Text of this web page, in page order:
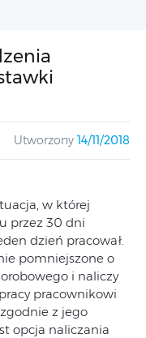
Utworzony 14/11/2018
w której
przez 30 dni
dzień pracował.
pomniejszone o
i naliczy
pracownikowi
z jego
opcja naliczania